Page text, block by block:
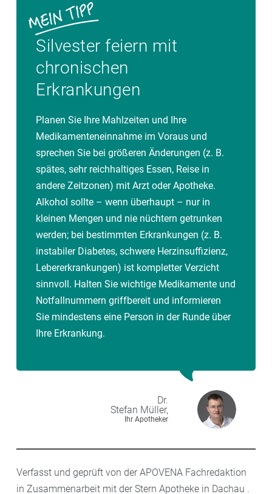
Silvester feiern mit
chronischen
Erkrankungen
Planen Sie Ihre Mahlzeiten und Ihre
Medikamenteneinnahme im Voraus und
sprechen Sie bei größeren Änderungen (z. B.
spätes, sehr reichhaltiges Essen, Reise in
andere Zeitzonen) mit Arzt oder Apotheke.
Alkohol sollte – wenn überhaupt – nur in
kleinen Mengen und nie nüchtern getrunken
werden; bei bestimmten Erkrankungen (z. B.
instabiler Diabetes, schwere Herzinsuffizienz,
Lebererkrankungen) ist kompletter Verzicht
sinnvoll. Halten Sie wichtige Medikamente und
Notfallnummern griffbereit und informieren
Sie mindestens eine Person in der Runde über
Ihre Erkrankung.
Dr.
Stefan Müller,
Ihr Apotheker
Verfasst und geprüft von der APOVENA Fachredaktion
in Zusammenarbeit mit der Stern Apotheke in Dachau .